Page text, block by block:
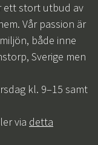
ett stort utbud av
Vår passion är
både inne
Sverige men
kl. 9–15 samt
via detta